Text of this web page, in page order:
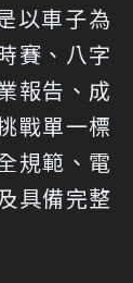
以車子為
賽、八字
報告、成
戰單一標
規範、電
具備完整